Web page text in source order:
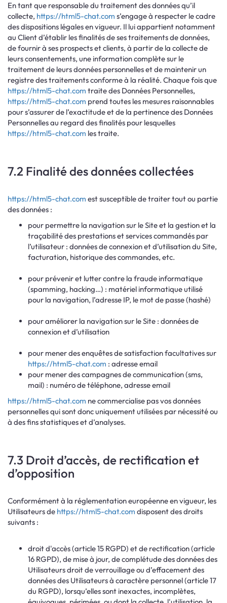
En tant que responsable du traitement des données qu’il
collecte, https://html5-chat.com s’engage à respecter le cadre
des dispositions légales en vigueur. Il lui appartient notamment
au Client d’établir les finalités de ses traitements de données,
de fournir à ses prospects et clients, à partir de la collecte de
leurs consentements, une information complète sur le
traitement de leurs données personnelles et de maintenir un
registre des traitements conforme à la réalité. Chaque fois que
https://html5-chat.com traite des Données Personnelles,
https://html5-chat.com prend toutes les mesures raisonnables
pour s’assurer de l’exactitude et de la pertinence des Données
Personnelles au regard des finalités pour lesquelles
https://html5-chat.com les traite.
7.2 Finalité des données collectées
https://html5-chat.com est susceptible de traiter tout ou partie
des données :
pour permettre la navigation sur le Site et la gestion et la
traçabilité des prestations et services commandés par
l’utilisateur : données de connexion et d’utilisation du Site,
facturation, historique des commandes, etc.
pour prévenir et lutter contre la fraude informatique
(spamming, hacking…) : matériel informatique utilisé
pour la navigation, l’adresse IP, le mot de passe (hashé)
pour améliorer la navigation sur le Site : données de
connexion et d’utilisation
pour mener des enquêtes de satisfaction facultatives sur
https://html5-chat.com : adresse email
pour mener des campagnes de communication (sms,
mail) : numéro de téléphone, adresse email
https://html5-chat.com ne commercialise pas vos données
personnelles qui sont donc uniquement utilisées par nécessité ou
à des fins statistiques et d’analyses.
7.3 Droit d’accès, de rectification et
d’opposition
Conformément à la réglementation européenne en vigueur, les
Utilisateurs de https://html5-chat.com disposent des droits
suivants :
droit d'accès (article 15 RGPD) et de rectification (article
16 RGPD), de mise à jour, de complétude des données des
Utilisateurs droit de verrouillage ou d’effacement des
données des Utilisateurs à caractère personnel (article 17
du RGPD), lorsqu’elles sont inexactes, incomplètes,